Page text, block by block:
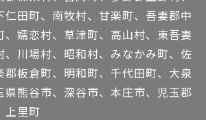
仁田町、南牧村、甘楽町、吾妻郡中
、嬬恋村、草津町、高山村、東吾妻
、川場村、昭和村、みなかみ町、佐
郡板倉町、明和町、千代田町、大泉
県熊谷市、深谷市、本庄市、児玉郡
上里町